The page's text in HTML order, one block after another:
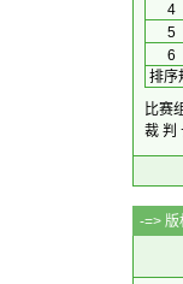
4
5
6
排序
比赛
裁 判
-=> 版